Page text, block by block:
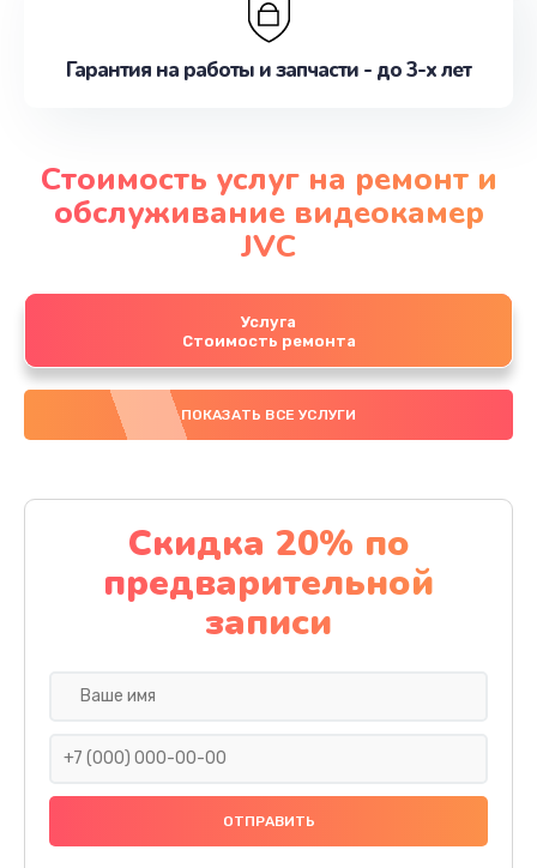
Гарантия на работы и запчасти - до 3-х лет
Стоимость услуг на ремонт и
обслуживание видеокамер
JVC
Услуга
Стоимость ремонта
ПОКАЗАТЬ ВСЕ УСЛУГИ
Скидка 20% по
предварительной
записи